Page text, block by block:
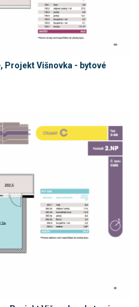
Projekt Višnovka - bytové